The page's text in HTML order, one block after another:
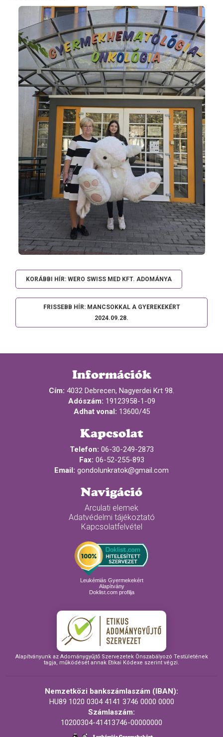
KORÁBBI HÍR: WERO SWISS MED KFT. ADOMÁNYA
FRISSEBB HÍR: MANCSOKKAL A GYEREKEKÉRT
2024.09.28.
Információk
Cím: 4032 Debrecen, Nagyerdei Krt 98.
Adószám: 19123958-1-09
Adhat vonal: 13600/45
Kapcsolat
Telefon: 06-30-249-2873
Fax: 06-52-255-893
Email: gondolunkratok@gmail.com
Navigáció
Arculati elemek
Adatvédelmi tájékoztató
Kapcsolatfelvétel
Leukémiás Gyermekekért
Alapítvány
Doklist.com profilja
Alapítványunk az Adománygyűjtő Szervezetek Önszabályozó Testületének
tagja, működését annak Etikai Kódexe szerint végzi.
Nemzetközi bankszámlaszám (IBAN):
HU89 1020 0304 4141 3746 0000 0000
Számlaszám:
10200304-41413746-00000000